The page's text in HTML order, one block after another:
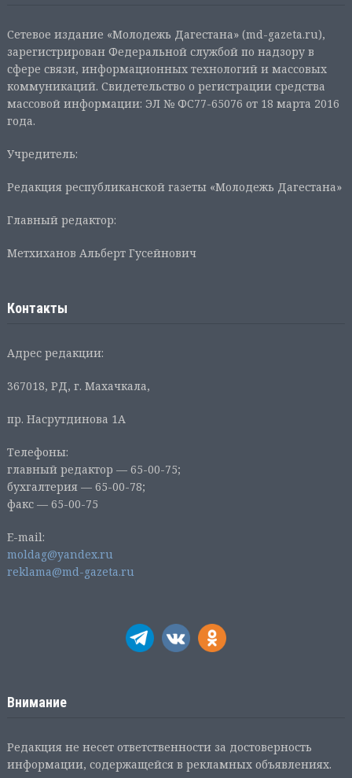
Сетевое издание «Молодежь Дагестана» (md-gazeta.ru),
зарегистрирован Федеральной службой по надзору в
сфере связи, информационных технологий и массовых
коммуникаций. Свидетельство о регистрации средства
массовой информации: ЭЛ № ФС77-65076 от 18 марта 2016
года.
Учредитель:
Редакция республиканской газеты «Молодежь Дагестана»
Главный редактор:
Метхиханов Альберт Гусейнович
Контакты
Адрес редакции:
367018, РД, г. Махачкала,
пр. Насрутдинова 1А
Телефоны:
главный редактор — 65-00-75;
бухгалтерия — 65-00-78;
факс — 65-00-75
E-mail:
moldag@yandex.ru
reklama@md-gazeta.ru
Внимание
Редакция не несет ответственности за достоверность
информации, содержащейся в рекламных объявлениях.